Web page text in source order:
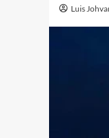
Luis